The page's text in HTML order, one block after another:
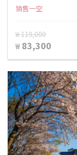
销售一空
₩ 119,000
₩ 83,300